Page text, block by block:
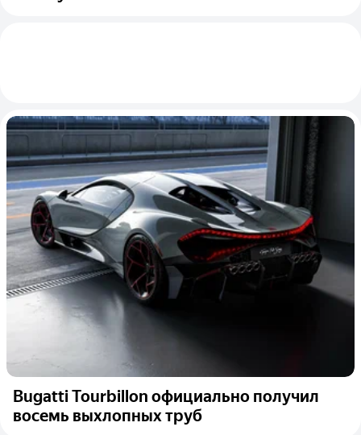
Bugatti Tourbillon официально получил
восемь выхлопных труб